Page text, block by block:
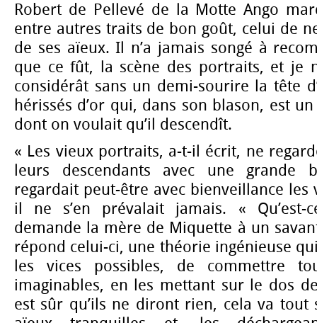
Robert de Pellevé de la Motte Ango
entre autres traits de bon goût, celui de
de ses aïeux. Il n’a jamais songé à
que ce fût, la scène des portraits, et je
considérât sans un demi-sourire la tête
hérissés d’or qui, dans son blason, est
dont on voulait qu’il descendît.
« Les vieux portraits, a-t-il écrit, ne
leurs descendants avec une grande
regardait peut-être avec bienveillance
il ne s’en prévalait jamais. « Qu’est-
demande la mère de Miquette à un
répond celui-ci, une théorie ingénieuse
les vices possibles, de commettre
imaginables, en les mettant sur le dos
est sûr qu’ils ne diront rien, cela va tout